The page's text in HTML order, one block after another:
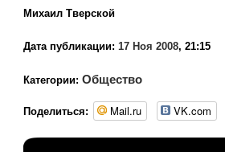
Михаил Тверской
Дата публикации: 17 Ноя 2008, 21:15
Категории: Общество
Поделиться: Mail.ru VK.com